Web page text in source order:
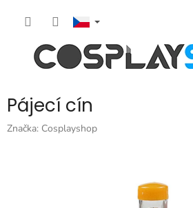
Pájecí cín
Značka: Cosplayshop